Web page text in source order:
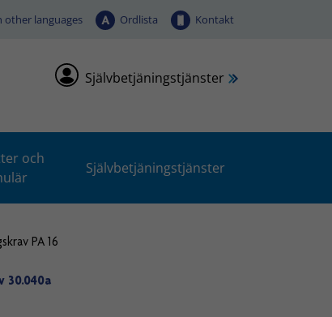
other languages Ordlista Kontakt
Självbetjäningstjänster
och
Självbetjäningstjänster
PA 16
30.040a